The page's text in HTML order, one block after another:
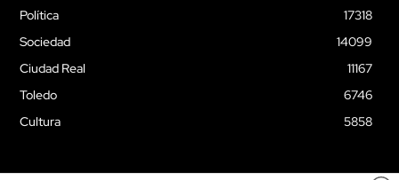
Política
17318
Sociedad
14099
Ciudad Real
11167
Toledo
6746
Cultura
5858